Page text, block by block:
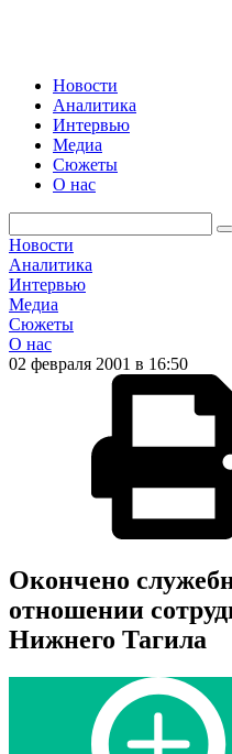
Новости
Аналитика
Интервью
Медиа
Сюжеты
О нас
Новости
Аналитика
Интервью
Медиа
Сюжеты
О нас
02 февраля 2001 в 16:50
Окончено
отношении
Нижнего Тагила